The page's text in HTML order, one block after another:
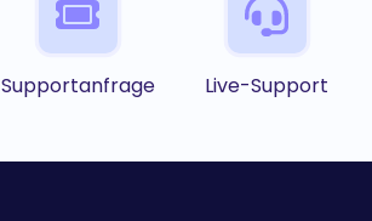
Supportanfrage Live-Support